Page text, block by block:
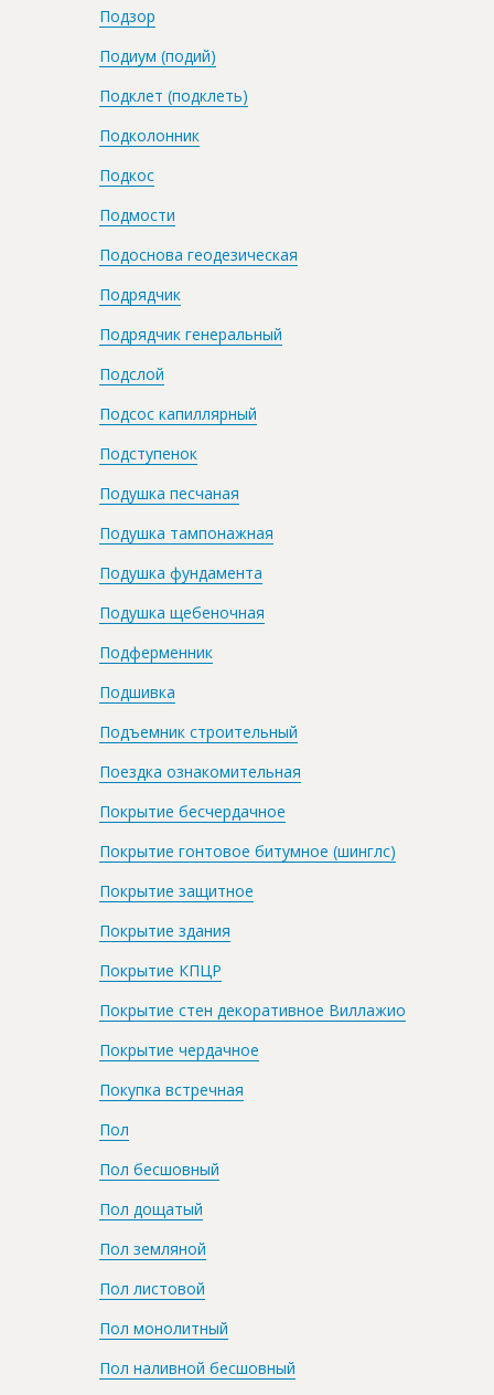
Подзор
Подиум (подий)
Подклет (подклеть)
Подколонник
Подкос
Подмости
Подоснова геодезическая
Подрядчик
Подрядчик генеральный
Подслой
Подсос капиллярный
Подступенок
Подушка песчаная
Подушка тампонажная
Подушка фундамента
Подушка щебеночная
Подферменник
Подшивка
Подъемник строительный
Поездка ознакомительная
Покрытие бесчердачное
Покрытие гонтовое битумное (шинглс)
Покрытие защитное
Покрытие здания
Покрытие КПЦР
Покрытие стен декоративное Виллажио
Покрытие чердачное
Покупка встречная
Пол
Пол бесшовный
Пол дощатый
Пол земляной
Пол листовой
Пол монолитный
Пол наливной бесшовный